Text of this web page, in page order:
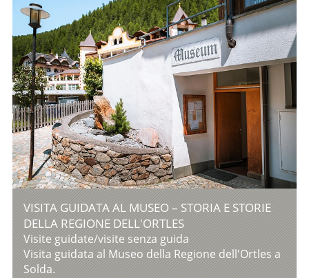
VISITA GUIDATA AL MUSEO – STORIA E STORIE
DELLA REGIONE DELL'ORTLES
Visite guidate/visite senza guida
Visita guidata al Museo della Regione dell'Ortles a
Solda.